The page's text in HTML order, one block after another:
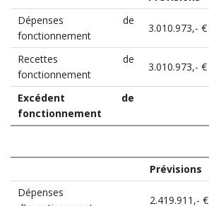
Dépenses de
fonctionnement
3.010.973,- €
Recettes de
fonctionnement
3.010.973,- €
Excédent de
fonctionnement
Prévisions
Dépenses
2.419.911,- €